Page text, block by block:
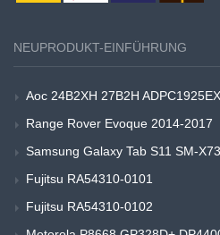
NEUPRODUKT-EINFÜHRUNG
Aoc 24B2XH 27B2H
Range Rover Evoque 2014-2017
Samsung Galaxy Tab S11 SM-
Fujitsu RA54310-0101
Fujitsu RA54310-0102